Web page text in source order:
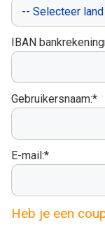
IBAN
Gebruikersnaam:*
E-mail:*
Heb je een